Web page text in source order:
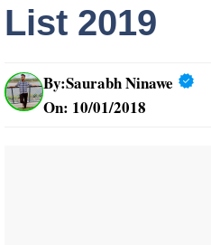
List 2019
By:Saurabh Ninawe
On: 10/01/2018